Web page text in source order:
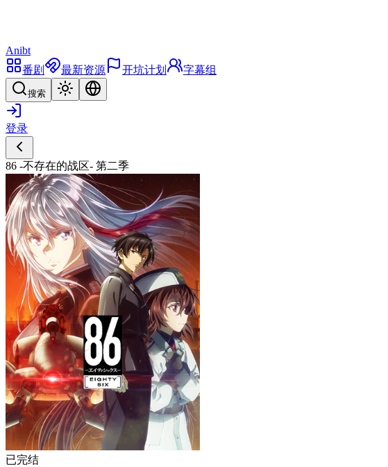
Anibt
番剧
最新资源 开坑计划 字幕组
搜索
登录
86 -不存在的战区- 第二季
已完结